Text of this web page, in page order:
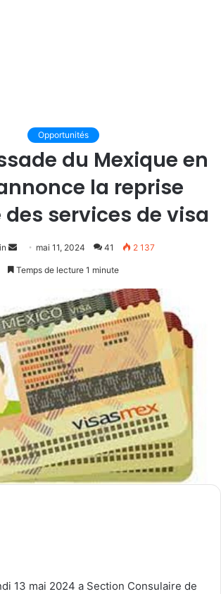
Opportunités
du Mexique en
la reprise
services de visa
Envoyermai 11, 2024 41 2 137
Temps de lecture 1 minute
13 mai 2024 a Section Consulaire de